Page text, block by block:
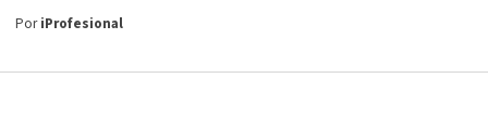
PoriProfesional